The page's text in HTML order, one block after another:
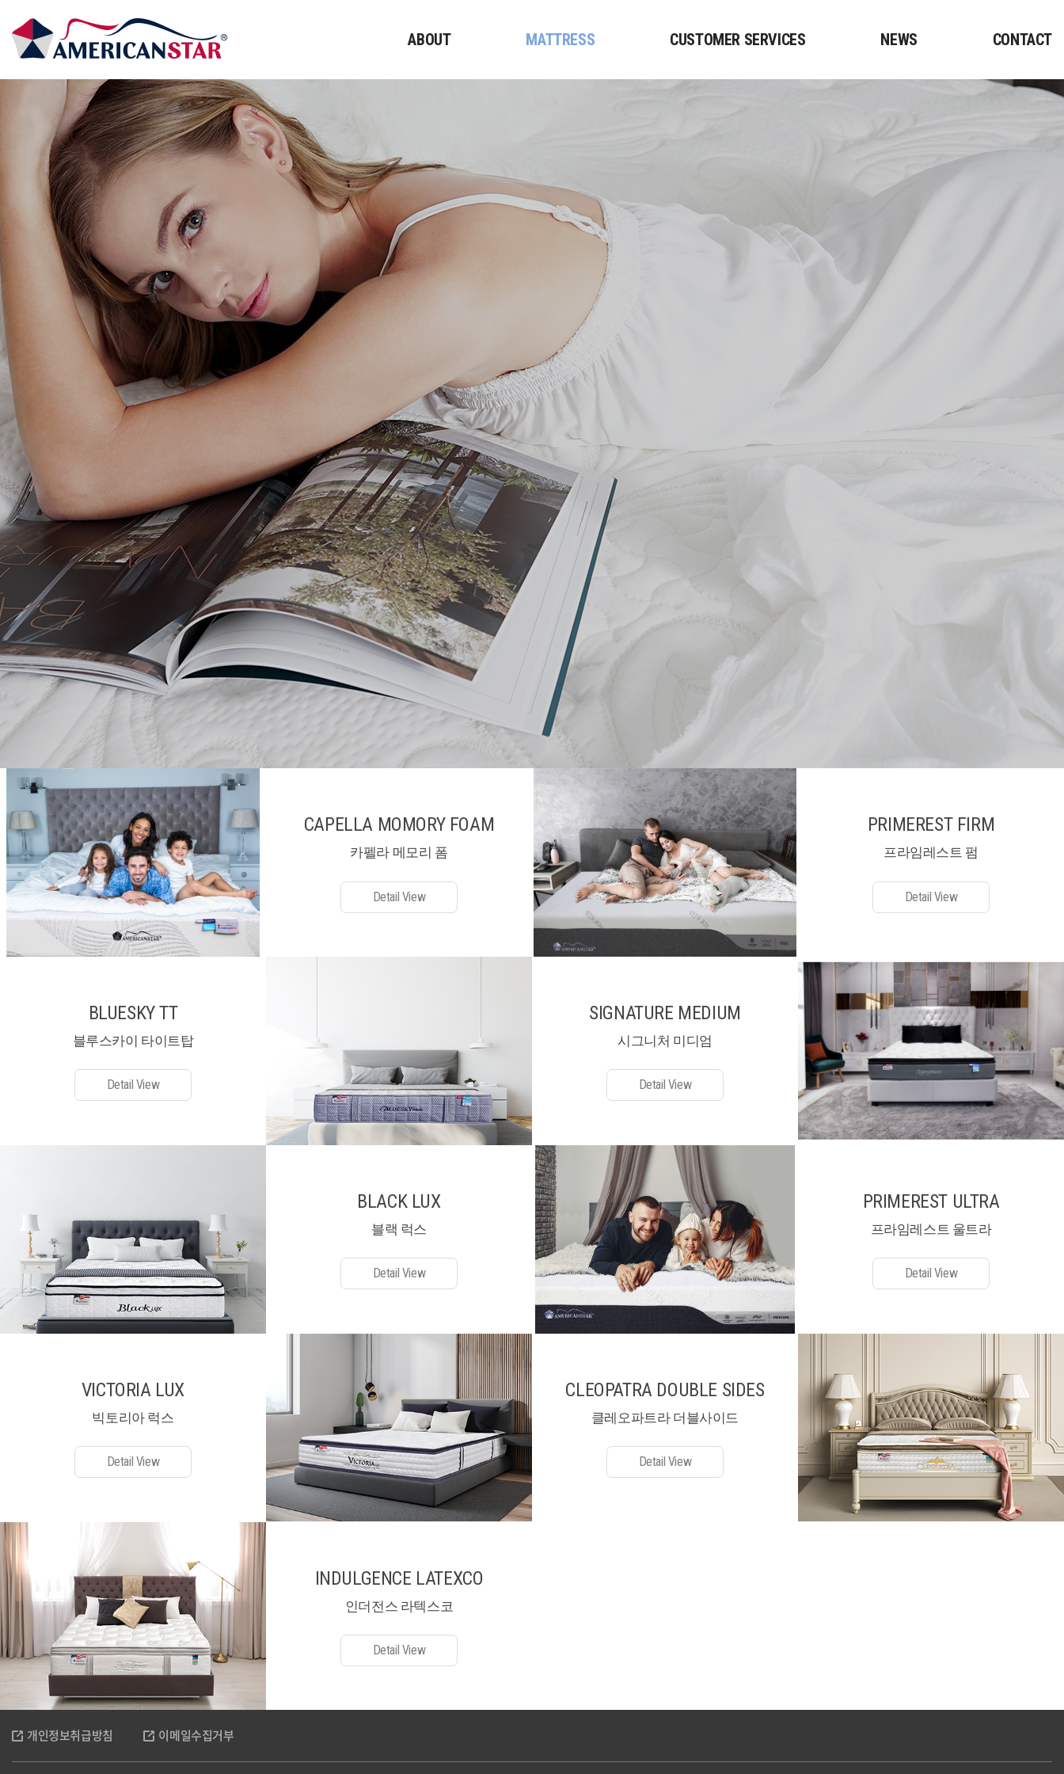
ABOUT MATTRESS CUSTOMER SERVICES NEWS CONTACT
CAPELLA MOMORY FOAM
카펠라 메모리 폼
Detail View
PRIMEREST FIRM
프라임레스트 펌
Detail View
BLUESKY TT
블루스카이 타이트탑
Detail View
SIGNATURE MEDIUM
시그니처 미디엄
Detail View
BLACK LUX
블랙 럭스
Detail View
PRIMEREST ULTRA
프라임레스트 울트라
Detail View
VICTORIA LUX
빅토리아 럭스
Detail View
CLEOPATRA DOUBLE SIDES
클레오파트라 더블사이드
Detail View
INDULGENCE LATEXCO
인더전스 라텍스코
Detail View
개인정보취급방침 이메일수집거부